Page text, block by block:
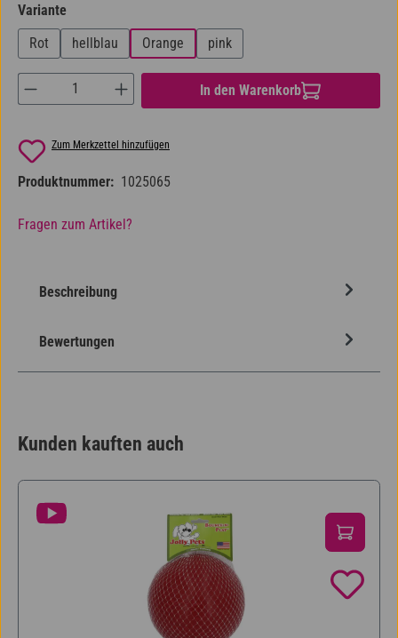
Variante
Rot
hellblau Orange pink
Produkt Anzahl: Gib den gewünschten Wert
In den Warenkorb
Zum Merkzettel hinzufügen
Produktnummer: 1025065
Fragen zum Artikel?
Beschreibung
Bewertungen
Kunden kauften auch